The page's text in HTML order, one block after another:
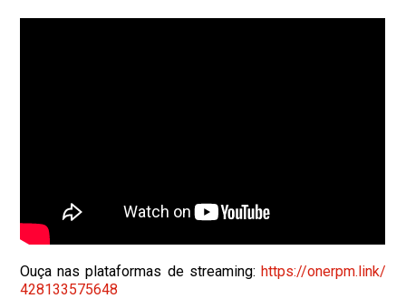
Ouça nas plataformas de streaming: https://onerpm.link/
428133575648